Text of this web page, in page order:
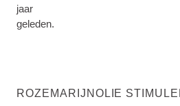
jaar
geleden.
ROZEMARIJNOLIE